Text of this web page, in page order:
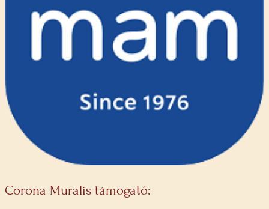
Corona Muralis támogató: